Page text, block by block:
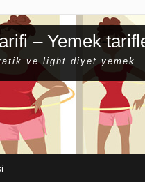
– Yemek
ve light diyet yemek